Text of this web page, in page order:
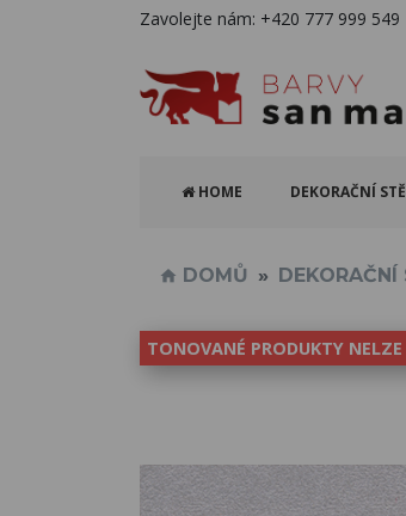
Zavolejte nám: +420 777 999 549
HOME DEKORAČNÍ
DOMŮ DEKORAČNÍ
TONOVANÉ PRODUKTY